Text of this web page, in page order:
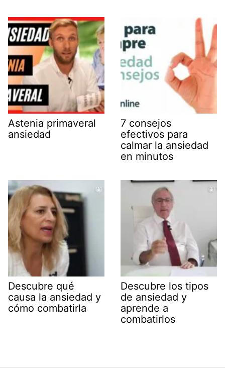
Astenia primaveral
ansiedad
7 consejos
efectivos para
calmar la ansiedad
en minutos
Descubre qué
causa la ansiedad y
cómo combatirla
Descubre los tipos
de ansiedad y
aprende a
combatirlos